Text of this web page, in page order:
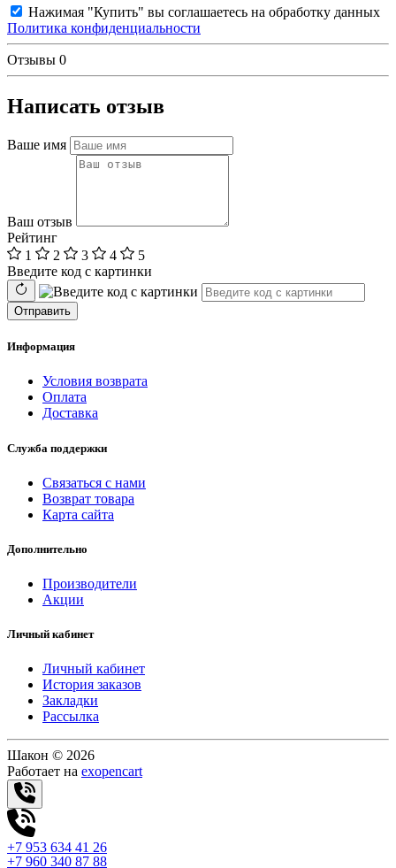
Нажимая "Купить" вы соглашаетесь на обработку данных
Политика конфиденциальности
Отзывы 0
Написать отзыв
Ваше имя
Ваш отзыв
Рейтинг
1
2 3 4
5
Введите код с картинки
Отправить
Информация
Условия возврата
Оплата
Доставка
Служба поддержки
Связаться с нами
Возврат товара
Карта сайта
Дополнительно
Производители
Акции
Личный кабинет
Личный кабинет
История заказов
Закладки
Рассылка
Шакон © 2026
Работает на exopencart
+7 953 634 41 26
+7 960 340 87 88